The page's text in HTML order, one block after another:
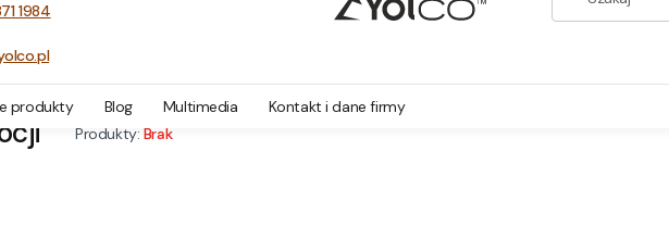
1984
produkty Blog Multimedia Kontakt i dane firmy
Produkty: Brak